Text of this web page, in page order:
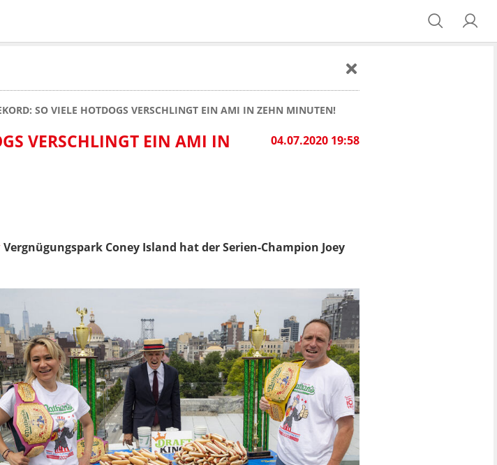
SO VIELE HOTDOGS VERSCHLINGT EIN AMI IN ZEHN MINUTEN!
04.07.2020 19:58
VERSCHLINGT EIN AMI IN
Vergnügungspark Coney Island hat der Serien-Champion Joey